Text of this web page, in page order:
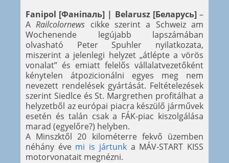
Fanipol [Фаніпаль] | Belarusz [Беларусь]–
ARailcolornews cikke szerint a Schweiz am
Wochenende legújabb lapszámában
olvasható Peter Spuhler nyilatkozata,
miszerint a jelenlegi helyzet „átlépte a vörös
vonalat” és emiatt felelős vállalatvezetőként
kénytelen átpozicionálni egyes meg nem
nevezett rendelések gyártását. Feltételezések
szerint Siedlce és St. Margrethen profitálhat a
helyzetből az európai piacra készülő járművek
esetén és talán csak a FÁK-piac kiszolgálása
marad (egyelőre?) helyben.
A Minszktől 20 kilométerre fekvő üzemben
néhány éve mi is jártunka MÁV-START KISS
motorvonatait megnézni.